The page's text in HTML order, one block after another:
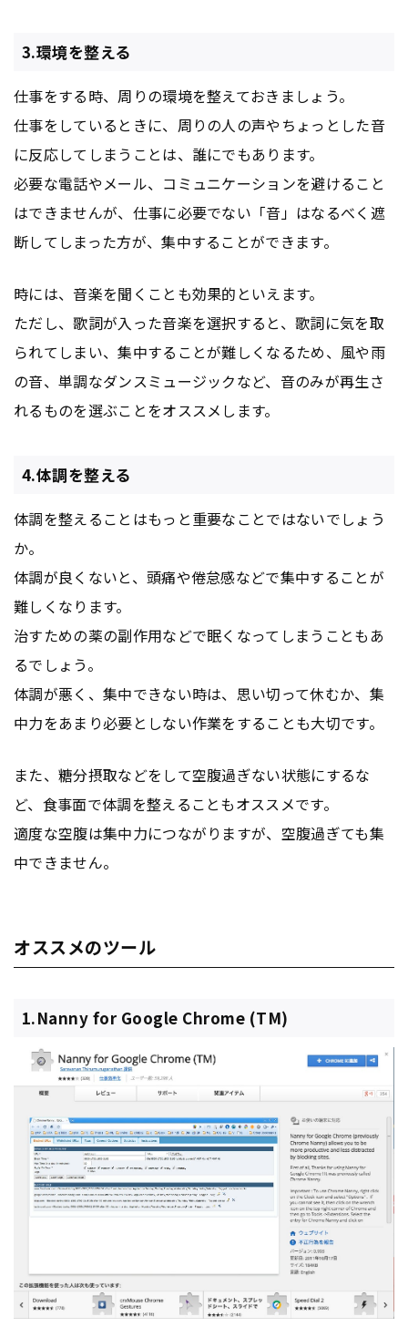
3.環境を整える
仕事をする時、周りの環境を整えておきましょう。
仕事をしているときに、周りの人の声やちょっとした音
に反応してしまうことは、誰にでもあります。
必要な電話やメール、コミュニケーションを避けること
はできませんが、仕事に必要でない「音」はなるべく遮
断してしまった方が、集中することができます。
時には、音楽を聞くことも効果的といえます。
ただし、歌詞が入った音楽を選択すると、歌詞に気を取
られてしまい、集中することが難しくなるため、風や雨
の音、単調なダンスミュージックなど、音のみが再生さ
れるものを選ぶことをオススメします。
4.体調を整える
体調を整えることはもっと重要なことではないでしょう
か。
体調が良くないと、頭痛や倦怠感などで集中することが
難しくなります。
治すための薬の副作用などで眠くなってしまうこともあ
るでしょう。
体調が悪く、集中できない時は、思い切って休むか、集
中力をあまり必要としない作業をすることも大切です。
また、糖分摂取などをして空腹過ぎない状態にするな
ど、食事面で体調を整えることもオススメです。
適度な空腹は集中力につながりますが、空腹過ぎても集
中できません。
オススメのツール
1.Nanny for Google Chrome (TM)